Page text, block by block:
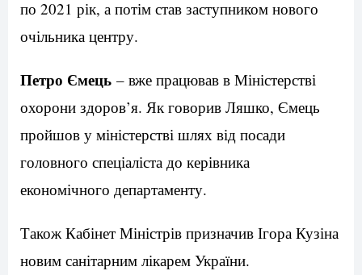
по 2021 рік, а потім став заступником нового
очільника центру.
Петро Ємець – вже працював в Міністерстві
охорони здоров’я. Як говорив Ляшко, Ємець
пройшов у міністерстві шлях від посади
головного спеціаліста до керівника
економічного департаменту.
Також Кабінет Міністрів призначив Ігора Кузіна
новим санітарним лікарем України.